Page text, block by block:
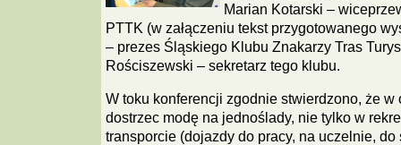
Marian Kotarski –
PTTK (w załączeniu tekst przygotowanego
– prezes Śląskiego Klubu Znakarzy Tras
Rościszewski – sekretarz tego klubu.
W toku konferencji zgodnie stwierdzono, że w
dostrzec modę na jednoślady, nie tylko w
transporcie (dojazdy do pracy, na uczelnie, do